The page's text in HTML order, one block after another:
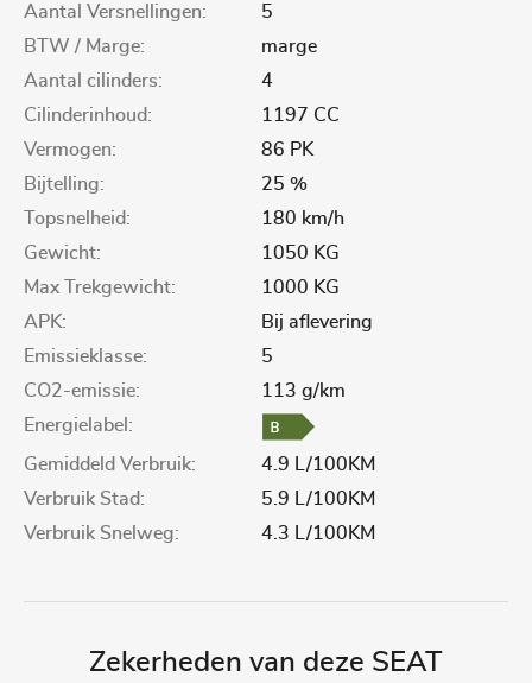
Aantal Versnellingen:
5
BTW / Marge:
marge
Aantal cilinders:
4
Cilinderinhoud:
1197 CC
Vermogen:
86 PK
Bijtelling:
25 %
Topsnelheid:
180 km/h
Gewicht:
1050 KG
Max Trekgewicht:
1000 KG
APK:
Bij aflevering
Emissieklasse:
5
CO2-emissie:
113 g/km
Energielabel:
Gemiddeld Verbruik:
4.9 L/100KM
Verbruik Stad:
5.9 L/100KM
Verbruik Snelweg:
4.3 L/100KM
Zekerheden van deze SEAT